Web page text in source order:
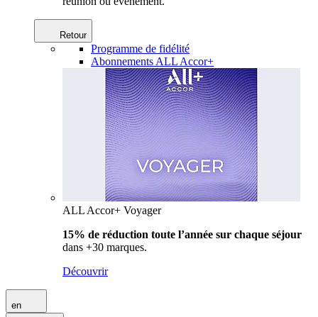
Retour
Programme de fidélité
Abonnements ALL Accor+
ALL Accor+ Voyager
15% de réduction toute l’année sur chaque séjour
dans +30 marques.
Découvrir
en